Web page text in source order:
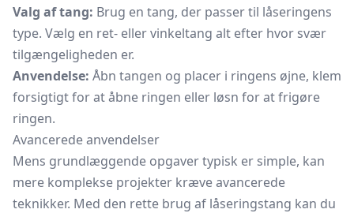
Valg af tang: Brug en tang, der passer til låseringens
type. Vælg en ret- eller vinkeltang alt efter hvor svær
tilgængeligheden er.
Anvendelse: Åbn tangen og placer i ringens øjne, klem
forsigtigt for at åbne ringen eller løsn for at frigøre
ringen.
Avancerede anvendelser
Mens grundlæggende opgaver typisk er simple, kan
mere komplekse projekter kræve avancerede
teknikker. Med den rette brug af låseringstang kan du